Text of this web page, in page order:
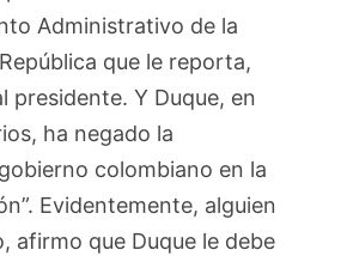
Administrativo de la
que le reporta,
presidente. Y Duque, en
ha negado la
colombiano en la
Evidentemente, alguien
afirmo que Duque le debe